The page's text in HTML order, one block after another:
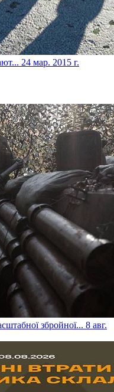
24 мар. 2015 г.
збройної... 8 авг.